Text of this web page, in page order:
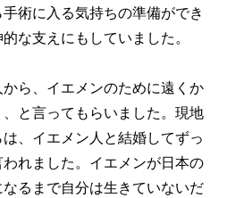
術に入る気持ちの準備ができ
な支えにもしていました。
ら、イエメンのために遠くか
と言ってもらいました。現地
、イエメン人と結婚してずっ
れました。イエメンが日本の
るまで自分は生きていないだ